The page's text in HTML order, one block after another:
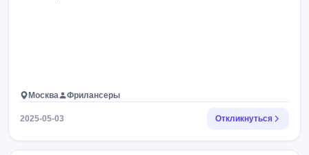
Москва Фрилансеры
2025-05-03 Откликнуться